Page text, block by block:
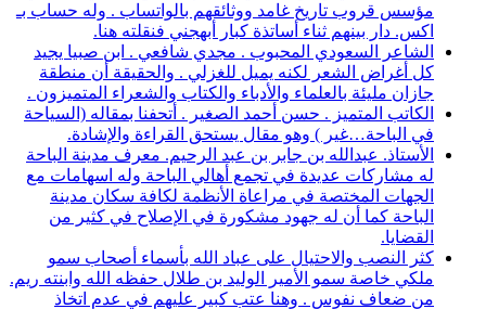
مؤسس قروب تاريخ غامد ووثائقهم بالواتساب . وله حساب بـ
اكس. دار بينهم ثناء أساتذة كبار أبهجني فنقلته هنا.
الشاعر السعودي المحبوب . مجدي شافعي . ابن صبيا يجيد
كل أغراض الشعر لكنه يميل للغزلي . والحقيقة أن منطقة
جازان مليئة بالعلماء والأدباء والكتاب والشعراء المتميزون .
الكاتب المتميز . حسن أحمد الصغير . أتحفنا بمقاله (السياحة
في الباحة…غير ) وهو مقال يستحق القراءة والإشادة.
الأستاذ. عبدالله بن جابر بن عبد الرحيم. معرف مدينة الباحة
له مشاركات عديدة في تجمع أهالي الباحة وله اسهامات مع
الجهات المختصة في مراعاة الأنظمة لكافة سكان مدينة
الباحة كما أن له جهود مشكورة في الإصلاح في كثير من
القضايا.
كثر النصب والاحتيال على عباد الله بأسماء أصحاب سمو
ملكي خاصة سمو الأمير الوليد بن طلال حفظه الله وابنته ريم.
من ضعاف نفوس . وهنا عتب كبير عليهم في عدم اتخاذ